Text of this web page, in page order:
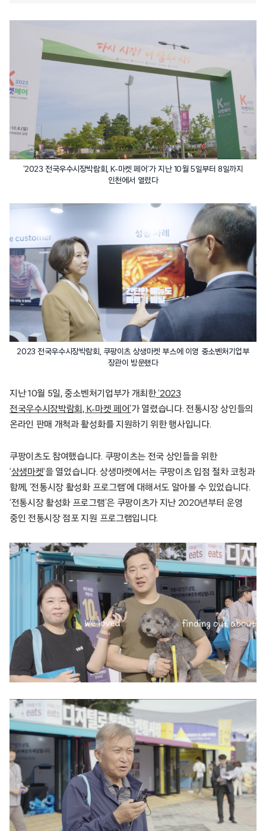
‘2023 전국우수시장박람회, K-마켓 페어’가 지난 10월 5일부터 8일까지
인천에서 열렸다
2023 전국우수시장박람회, 쿠팡이츠 상생마켓 부스에 이영 중소벤처기업부
장관이 방문했다
지난 10월 5일, 중소벤처기업부가 개최한‘2023
전국우수시장박람회, K-마켓 페어’가 열렸습니다. 전통시장 상인들의
온라인 판매 개척과 활성화를 지원하기 위한 행사입니다.
쿠팡이츠도 참여했습니다. 쿠팡이츠는 전국 상인들을 위한
‘상생마켓‘을 열었습니다. 상생마켓에서는 쿠팡이츠 입점 절차 코칭과
함께, ‘전통시장 활성화 프로그램’에 대해서도 알아볼 수 있었습니다.
‘전통시장 활성화 프로그램’은 쿠팡이츠가 지난 2020년부터 운영
중인 전통시장 점포 지원 프로그램입니다.